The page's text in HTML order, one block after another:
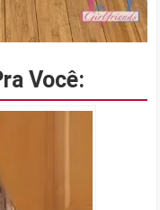
Você: